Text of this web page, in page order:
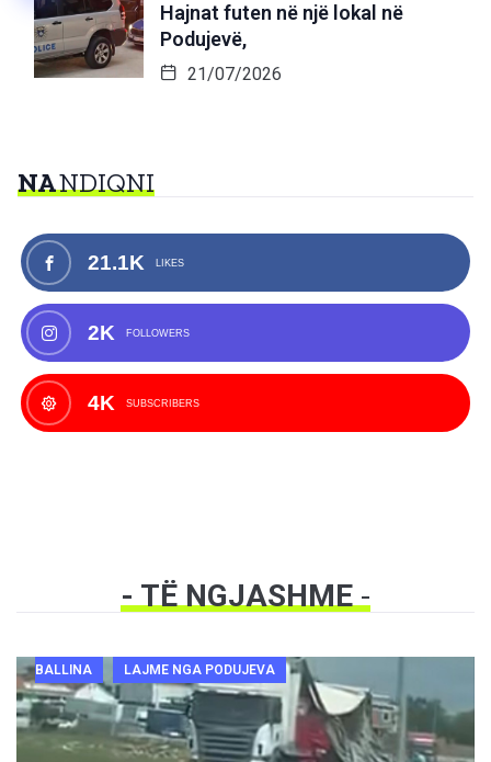
Hajnat futen në një lokal në
Podujevë,
21/07/2026
NANDIQNI
21.1K LIKES
2K FOLLOWERS
4K SUBSCRIBERS
- TË NGJASHME-
BALLINA LAJME NGA PODUJEVA